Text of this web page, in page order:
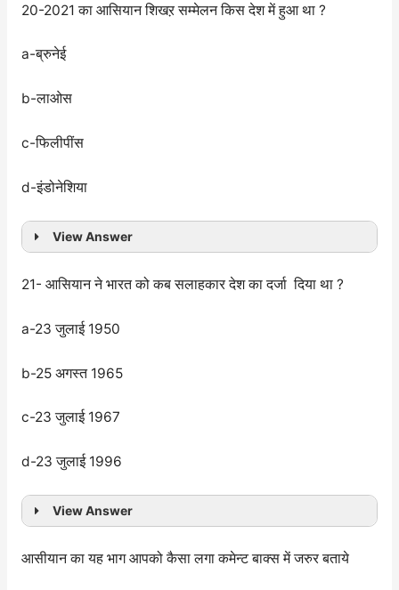
20-2021 का आसियान शिखऱ सम्मेलन किस देश में हुआ था ?
a-ब्रुनेई
b-लाओस
c-फिलीपींस
d-इंडोनेशिया
View Answer
21- आसियान ने भारत को कब सलाहकार देश का दर्जा दिया था ?
a-23 जुलाई 1950
b-25 अगस्त 1965
c-23 जुलाई 1967
d-23 जुलाई 1996
View Answer
आसीयान का यह भाग आपको कैसा लगा कमेन्ट बाक्स में जरुर बताये